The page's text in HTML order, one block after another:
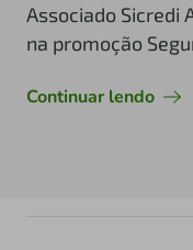
Associado Sicredi
na promoção
Continuar lendo